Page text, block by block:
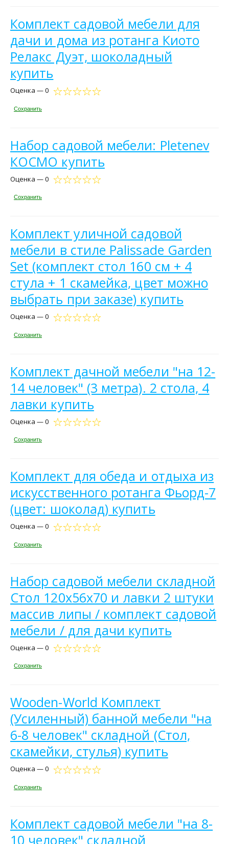
Комплект садовой мебели для
дачи и дома из ротанга Киото
Релакс Дуэт, шоколадный
купить
Оценка — 0
Сохранить
Набор садовой мебели: Pletenev
КОСМО купить
Оценка — 0
Сохранить
Комплект уличной садовой
мебели в стиле Palissade Garden
Set (комплект стол 160 см + 4
стула + 1 скамейка, цвет можно
выбрать при заказе) купить
Оценка — 0
Сохранить
Комплект дачной мебели "на 12-
14 человек" (3 метра). 2 стола, 4
лавки купить
Оценка — 0
Сохранить
Комплект для обеда и отдыха из
искусственного ротанга Фьорд-7
(цвет: шоколад) купить
Оценка — 0
Сохранить
Набор садовой мебели складной
Стол 120х56х70 и лавки 2 штуки
массив липы / комплект садовой
мебели / для дачи купить
Оценка — 0
Сохранить
Wooden-World Комплект
(Усиленный) банной мебели "на
6-8 человек" складной (Стол,
скамейки, стулья) купить
Оценка — 0
Сохранить
Комплект садовой мебели "на 8-
10 человек" складной